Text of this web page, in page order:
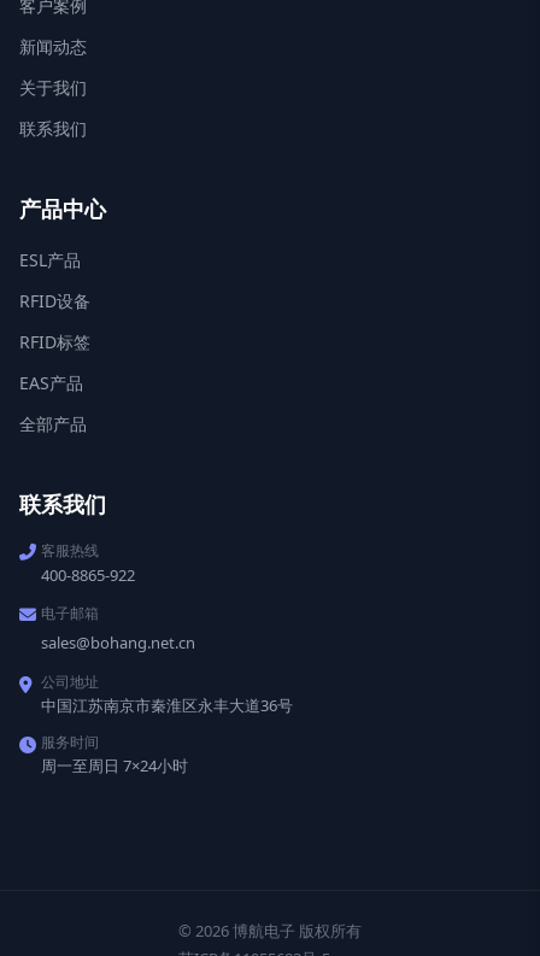
客户案例
新闻动态
关于我们
联系我们
产品中心
ESL产品
RFID设备
RFID标签
EAS产品
全部产品
联系我们
客服热线
400-8865-922
电子邮箱
sales@bohang.net.cn
公司地址
中国江苏南京市秦淮区永丰大道36号
服务时间
周一至周日 7×24小时
© 2026 博航电子 版权所有